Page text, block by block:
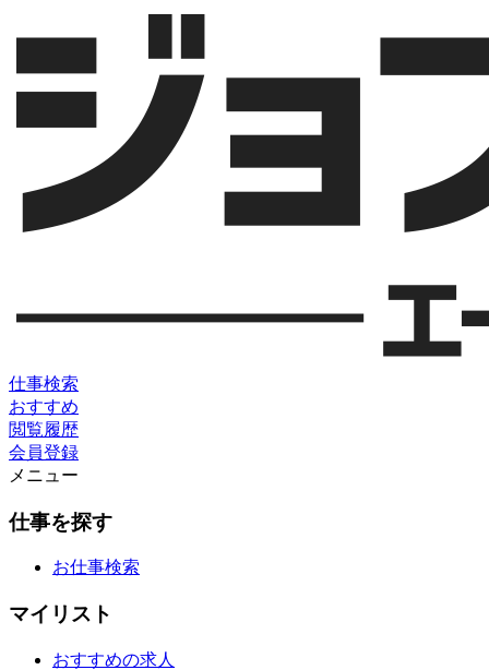
仕事検索
おすすめ
閲覧履歴
会員登録
メニュー
仕事を探す
お仕事検索
マイリスト
おすすめの求人